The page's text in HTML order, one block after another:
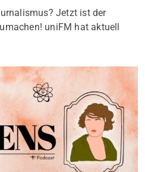
Jetzt ist der
uniFM hat aktuell